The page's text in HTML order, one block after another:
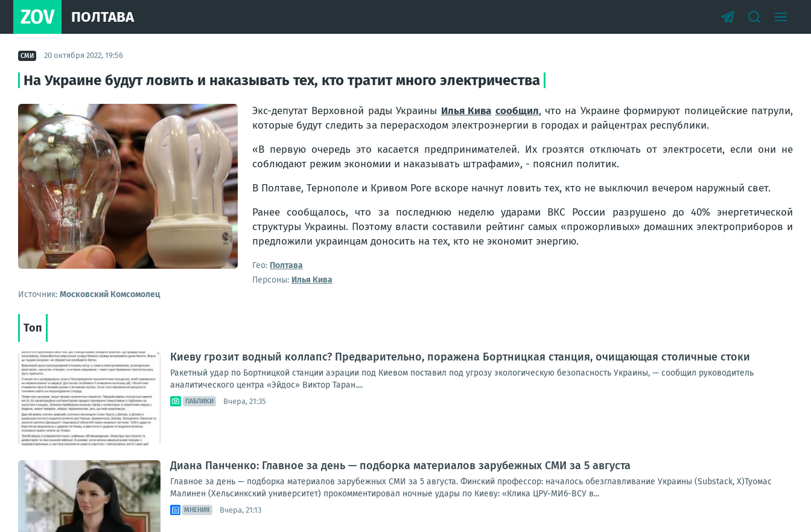
ZOV ПОЛТАВА
СМИ 20 октября 2022, 19:56
На Украине будут ловить и наказывать тех, кто тратит много электричества
Экс-депутат Верховной рады Украины Илья Кива сообщил, что на Украине формируют полицейские патрули,
которые будут следить за перерасходом электроэнергии в городах и райцентрах республики.
«В первую очередь это касается предпринимателей. Их грозятся отключать от электросети, если они не
соблюдают режим экономии и наказывать штрафами», - пояснил политик.
В Полтаве, Тернополе и Кривом Роге вскоре начнут ловить тех, кто не выключил вечером наружный свет.
Ранее сообщалось, что за последнюю неделю ударами ВКС России разрушено до 40% энергетической
структуры Украины. Поэтому власти составили рейтинг самых «прожорливых» домашних электроприборов и
предложили украинцам доносить на тех, кто не экономит энергию.
Гео: Полтава
Персоны: Илья Кива
Источник: Московский Комсомолец
Топ
Киеву грозит водный коллапс? Предварительно, поражена Бортницкая станция, очищающая столичные стоки
Ракетный удар по Бортницкой станции аэрации под Киевом поставил под угрозу экологическую безопасность Украины, — сообщил руководитель
аналитического центра «Эйдос» Виктор Таран....
ПАБЛИКИ Вчера, 21:35
Диана Панченко: Главное за день — подборка материалов зарубежных СМИ за 5 августа
Главное за день — подборка материалов зарубежных СМИ за 5 августа. Финский профессор: началось обезглавливание Украины (Substack, X)Туомас
Малинен (Хельсинкский университет) прокомментировал ночные удары по Киеву: «Клика ЦРУ-МИ6-ВСУ в...
МНЕНИЯ Вчера, 21:13